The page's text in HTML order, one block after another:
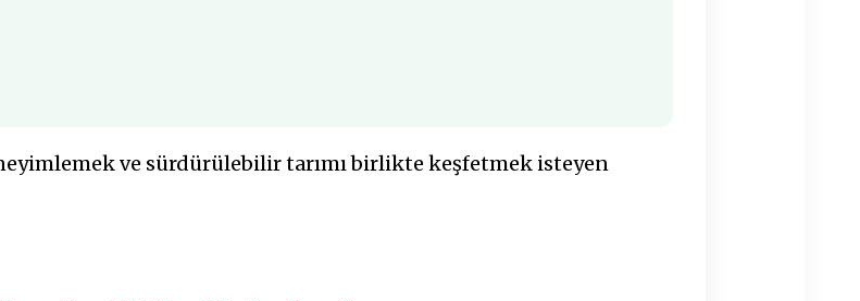
ve sürdürülebilir tarımı birlikte keşfetmek isteyen